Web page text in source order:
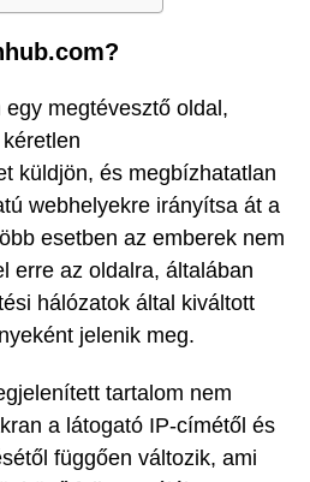
megtévesztő oldal,
küldjön, és megbízhatatlan
webhelyekre irányítsa át a
esetben az emberek nem
erre az oldalra, általában
hálózatok által kiváltott
jelenik meg.
tartalom nem
a látogató IP-címétől és
függően változik, ami